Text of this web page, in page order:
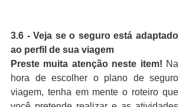
3.6 - Veja se o seguro está adaptado
ao perfil de sua viagem
Preste muita atenção neste item! Na
hora de escolher o plano de seguro
viagem, tenha em mente o roteiro que